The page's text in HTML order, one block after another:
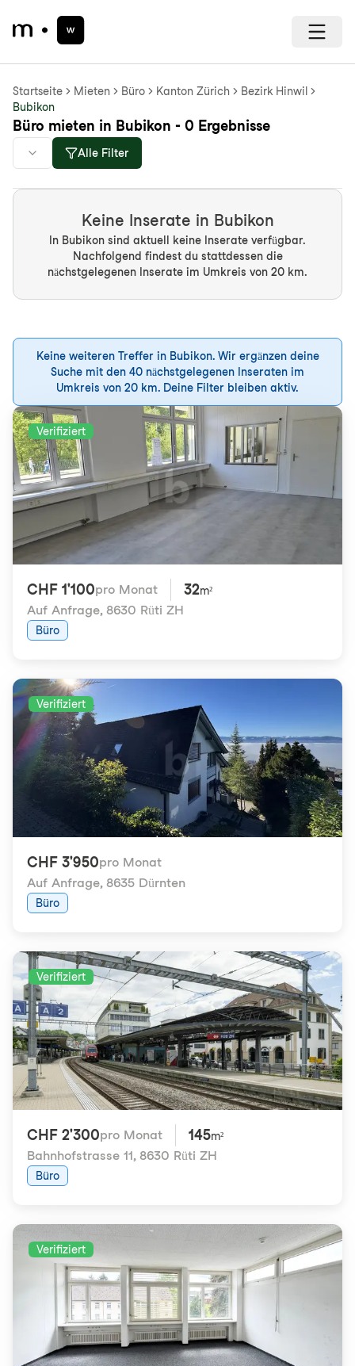
Startseite Mieten Büro Kanton Zürich
Bezirk Hinwil
Bubikon
Büro mieten in Bubikon - 0 Ergebnisse
Alle Filter
Keine Inserate in Bubikon
In Bubikon sind aktuell keine Inserate verfügbar.
Nachfolgend findest du stattdessen die
nächstgelegenen Inserate im Umkreis von 20 km.
Keine weiteren Treffer in Bubikon. Wir ergänzen deine
Suche mit den 40 nächstgelegenen Inseraten im
Umkreis von 20 km. Deine Filter bleiben aktiv.
Verifiziert
CHF 1'100pro Monat 32m²
Auf Anfrage, 8630 Rüti ZH
Büro
Verifiziert
CHF 3'950pro Monat
Auf Anfrage, 8635 Dürnten
Büro
Verifiziert
CHF 2'300pro Monat 145m²
Bahnhofstrasse 11, 8630 Rüti ZH
Büro
Verifiziert